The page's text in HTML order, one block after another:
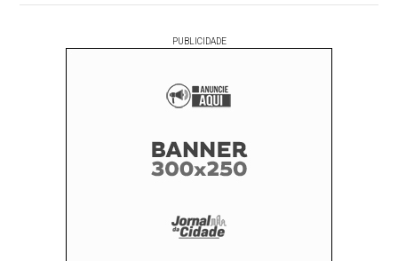
PUBLICIDADE